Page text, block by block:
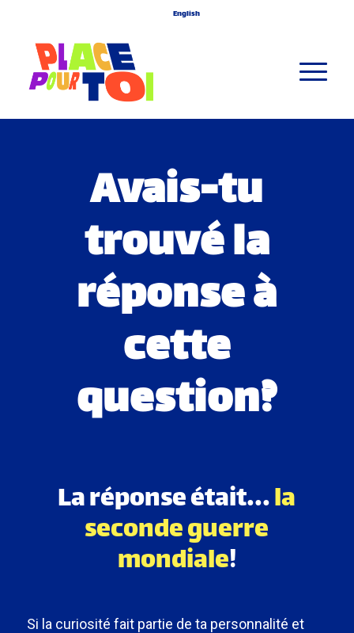
English
Avais-tu
trouvé la
réponse à
cette
question?
La réponse était...la
seconde guerre
mondiale!
Si la curiosité fait partie de ta personnalité et